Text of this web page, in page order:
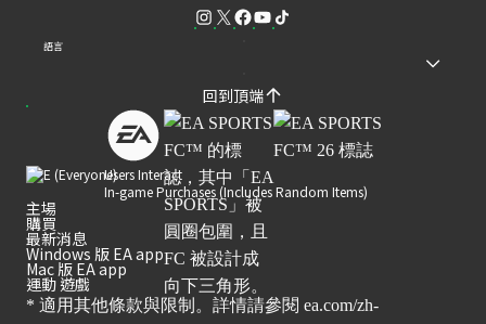
語言
回到頂端
Users Interact
In-game Purchases (Includes Random Items)
主場
購買
最新消息
Windows 版 EA app
Mac 版 EA app
運動 遊戲
* 適用其他條款與限制。詳情請參閱 ea.com/zh-